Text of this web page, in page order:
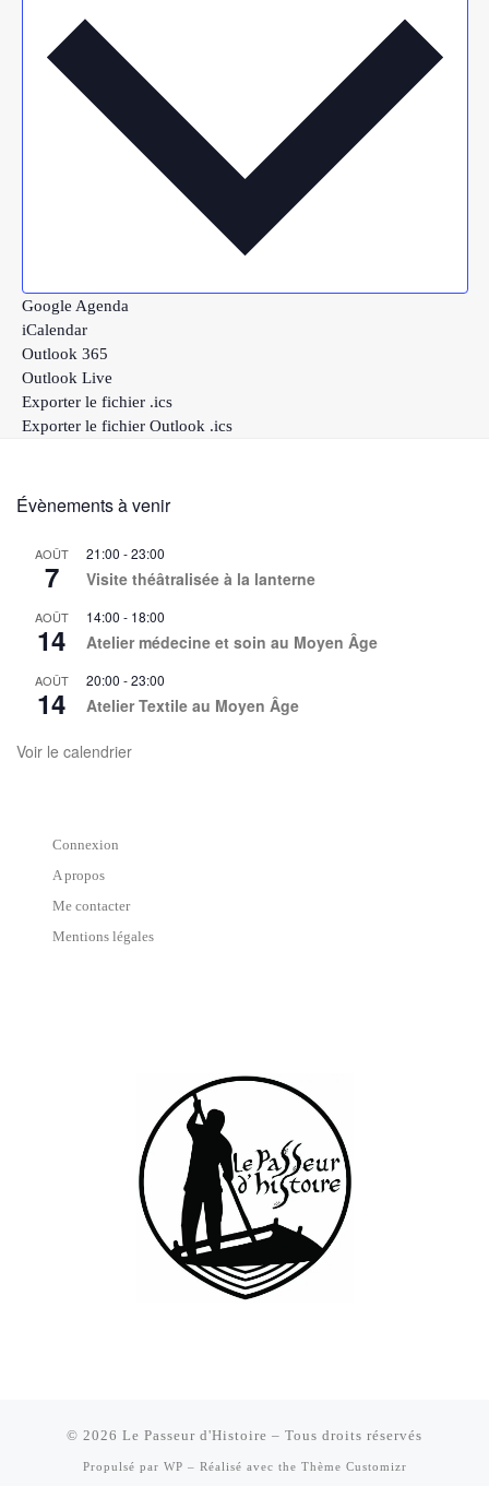
Google Agenda
iCalendar
Outlook 365
Outlook Live
Exporter le fichier .ics
Exporter le fichier Outlook .ics
Évènements à venir
AOÛT
7
21:00 -23:00
Visite théâtralisée à la lanterne
AOÛT
14
14:00 - 18:00
Atelier médecine et soin au Moyen Âge
AOÛT
14
20:00 -23:00
Atelier Textile au Moyen Âge
Voir le calendrier
Connexion
A propos
Me contacter
Mentions légales
© 2026 Le Passeur d'Histoire – Tous droits réservés
Propulsé par WP – Réalisé avec the Thème Customizr